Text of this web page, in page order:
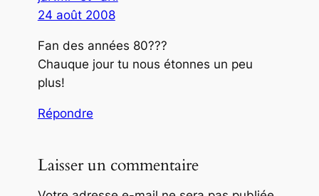
24 août 2008
Fan des années 80???
Chauque jour tu nous étonnes un peu
plus!
Répondre
Laisser un commentaire